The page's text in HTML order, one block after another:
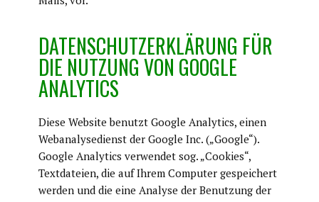
​DATENSCHUTZERKLÄRUNG FÜR
DIE NUTZUNG VON GOOGLE
ANALYTICS
​Diese Website benutzt Google Analytics, einen
Webanalysedienst der Google Inc. („Google“).
Google Analytics verwendet sog. „Cookies“,
Textdateien, die auf Ihrem Computer gespeichert
werden und die eine Analyse der Benutzung der